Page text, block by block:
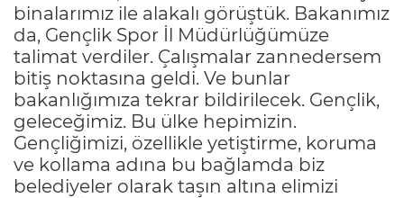
binalarımız ile alakalı görüştük. Bakanımız
da, Gençlik Spor İl Müdürlüğümüze
talimat verdiler. Çalışmalar zannedersem
bitiş noktasına geldi. Ve bunlar
bakanlığımıza tekrar bildirilecek. Gençlik,
geleceğimiz. Bu ülke hepimizin.
Gençliğimizi, özellikle yetiştirme, koruma
ve kollama adına bu bağlamda biz
belediyeler olarak taşın altına elimizi